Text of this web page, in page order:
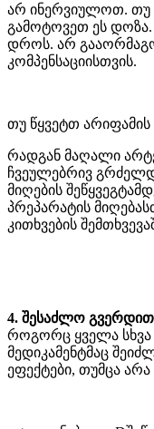
არ ინერვიულოთ. თუ
გამოტოვეთ ეს
დროს. არ
კომპენსაციისთვის.
თუ წყვეტთ არიფამის
რადგან მაღალი
ჩვეულებრივ
მიღების
პრეპარატის
კითხვების
4. შესაძლო
როგორც ყველა სხვა
მედიკამენტმაც
ეფექტები, თუმცა არა